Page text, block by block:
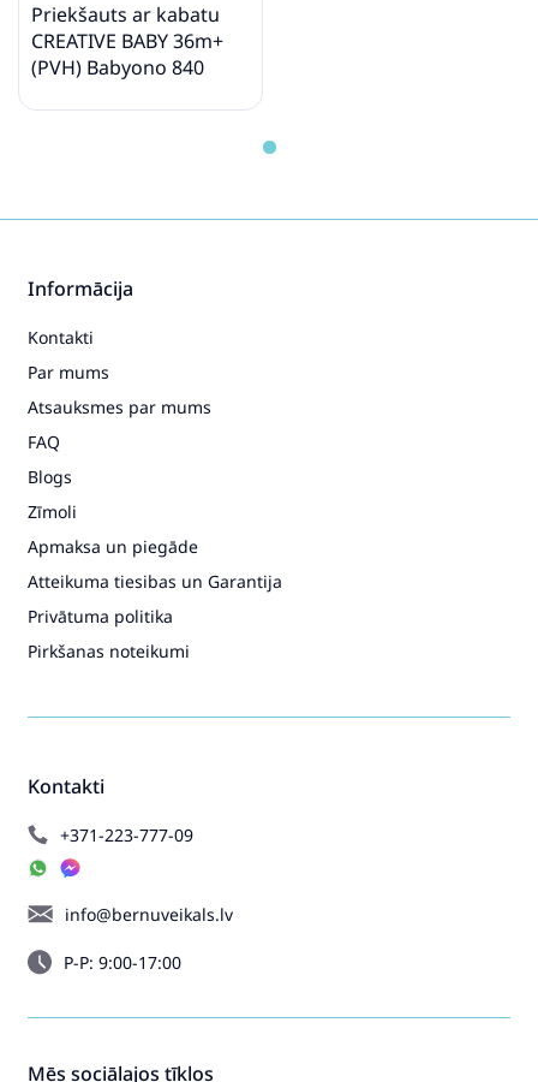
Priekšauts ar kabatu
CREATIVE BABY 36m+
(PVH) Babyono 840
Kontakti
+371-223-777-09
info@bernuveikals.lv
P-P: 9:00-17:00
Informācija
Kontakti
Par mums
Atsauksmes par mums
FAQ
Blogs
Zīmoli
Apmaksa un piegāde
Atteikuma tiesibas un Garantija
Privātuma politika
Pirkšanas noteikumi
Mēs sociālajos tīklos